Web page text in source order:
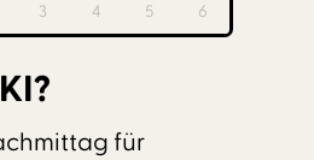
3 4 5 6
für